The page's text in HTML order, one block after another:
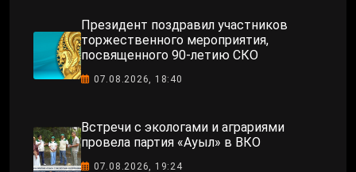
Президент поздравил участников
торжественного мероприятия,
посвященного 90-летию СКО
07.08.2026, 18:40
Встречи с экологами и аграриями
провела партия «Ауыл» в ВКО
07.08.2026, 19:24